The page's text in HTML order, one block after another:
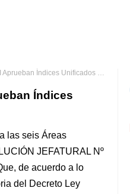
de Precios de la Construcción
Índices
las seis Áreas
JEFATURAL Nº
de acuerdo a lo
del Decreto Ley